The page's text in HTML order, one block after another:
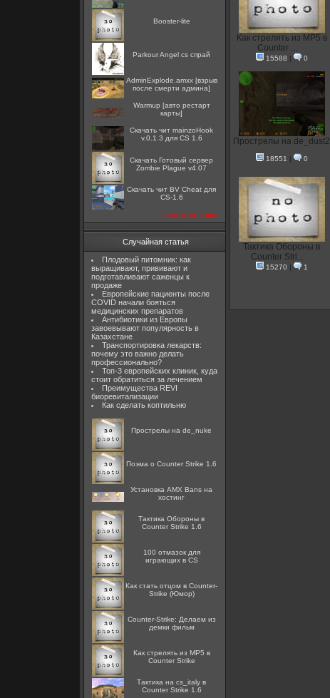
Booster-lite
Parkour Angel cs спрай
AdminExplode.amxx [взрыв
после смерти админа]
Warmup [авто рестарт
карты]
Скачать чит mainzoHook
v.0.1.3 для CS 1.6
Скачать Готовый сервер
Zombie Plague v4.07
Скачать чит BV Cheat для
CS-1.6
посмотреть все
Случайная статья
Плодовый питомник: как
выращивают, прививают и
подготавливают саженцы к
продаже
Европейские пациенты после
COVID начали бояться
медицинских препаратов
Антибиотики из Европы
завоевывают популярность в
Казахстане
Транспортировка лекарств:
почему это важно делать
профессионально?
Топ-3 европейских клиник, куда
стоит обратиться за лечением
Преимущества REVI
биоревитализации
Как сделать коптильню
Прострелы на de_nuke
Поэма о Counter Strike 1.6
Установка AMX Bans на
хостинг
Тактика Обороны в
Counter Strike 1.6
100 отмазок для
играющих в CS
Как стать отцом в Counter-
Strike (Юмор)
Counter-Strike: Делаем из
демки фильм
Как стрелять из MP5 в
Counter Strike
Тактика на cs_italy в
Counter Strike 1.6
Как стрелять из MP5 в
Counter ...
15588 | 0
Прострелы на de_dust2
18551 | 0
Тактика Обороны в
Counter Stri...
15270 | 1